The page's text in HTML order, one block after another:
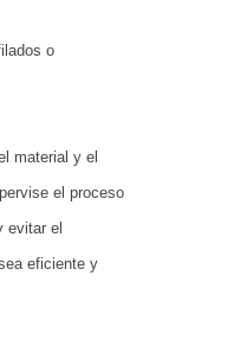
o
material y el
el proceso
evitar el
eficiente y